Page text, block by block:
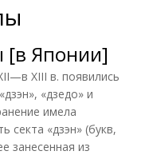
[в Японии]
XIII в. появились
«дзедо» и
имела
секта «дзэн» (букв,
занесенная из